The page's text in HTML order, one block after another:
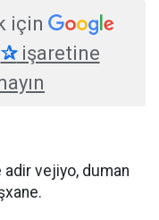
için
✰işaretine
vejiyo, duman